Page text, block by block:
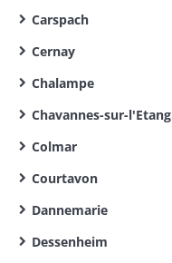
Carspach
Cernay
Chalampe
Chavannes-sur-l'Etang
Colmar
Courtavon
Dannemarie
Dessenheim